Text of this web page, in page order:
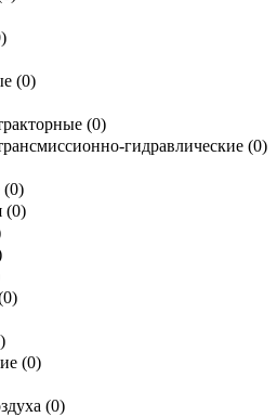
)
(0)
(0)
гидравлические (0)
(0)
(0)
0)
)
(0)
(0)